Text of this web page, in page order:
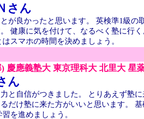
さん
が良かったと思います。 英検準1級の
健康に気を付けて、なるべく塾に行
スマホの時間を決めましょう。
慶應義塾大 東京理科大 北里大 星
ん
と自信がつきました。 とりあえず塾
だけ塾に来た方がいいと思います。
を進めましょう。